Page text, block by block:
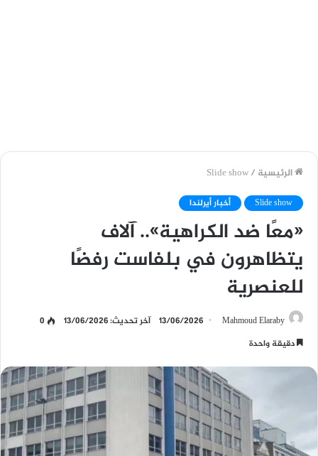
الرئيسية /
Slide show
Slide show أخبار أيرلندا
«معًا ضد الكراهية».. آلاف
يتظاهرون في بلفاست رفضًا
للعنصرية
Mahmoud Elaraby
13/06/2026 آخر تحديث: 13/06/2026
0
دقيقة واحدة